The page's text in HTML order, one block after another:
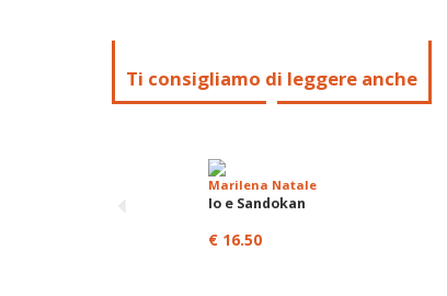
Ti consigliamo di leggere anche
Marilena Natale
Io e Sandokan
€ 16.50